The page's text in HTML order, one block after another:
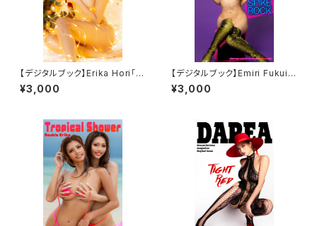
【デジタルブック】Erika Hori「C
hristmas」DAREA dream fa
ctory magazine
¥3,000
【デジタルブック】Emiri Fukui
「SPIKE ROCK」DAREA drea
m factory magazine
¥3,000